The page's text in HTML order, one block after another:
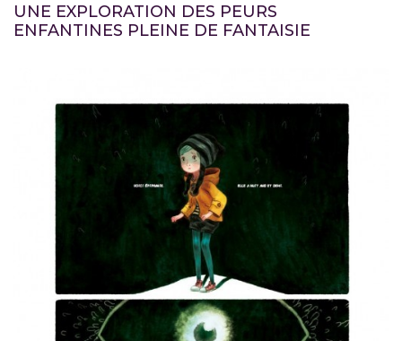
UNE EXPLORATION DES PEURS
ENFANTINES PLEINE DE FANTAISIE